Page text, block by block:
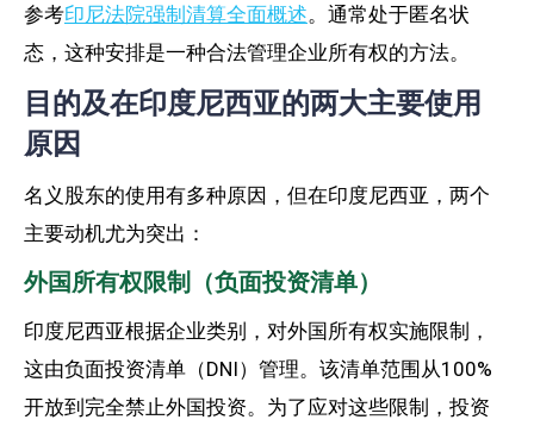
参考印尼法院强制清算全面概述。通常处于匿名状
态，这种安排是一种合法管理企业所有权的方法。
目的及在印度尼西亚的两大主要使用
原因
名义股东的使用有多种原因，但在印度尼西亚，两个
主要动机尤为突出：
外国所有权限制（负面投资清单）
印度尼西亚根据企业类别，对外国所有权实施限制，
这由负面投资清单（DNI）管理。该清单范围从100%
开放到完全禁止外国投资。为了应对这些限制，投资